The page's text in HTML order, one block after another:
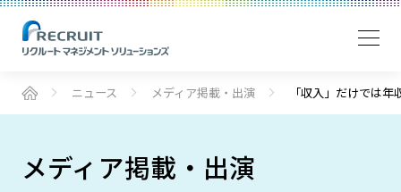
ニュース メディア掲載・出演 「収入」だけでは
メディア掲載・出演